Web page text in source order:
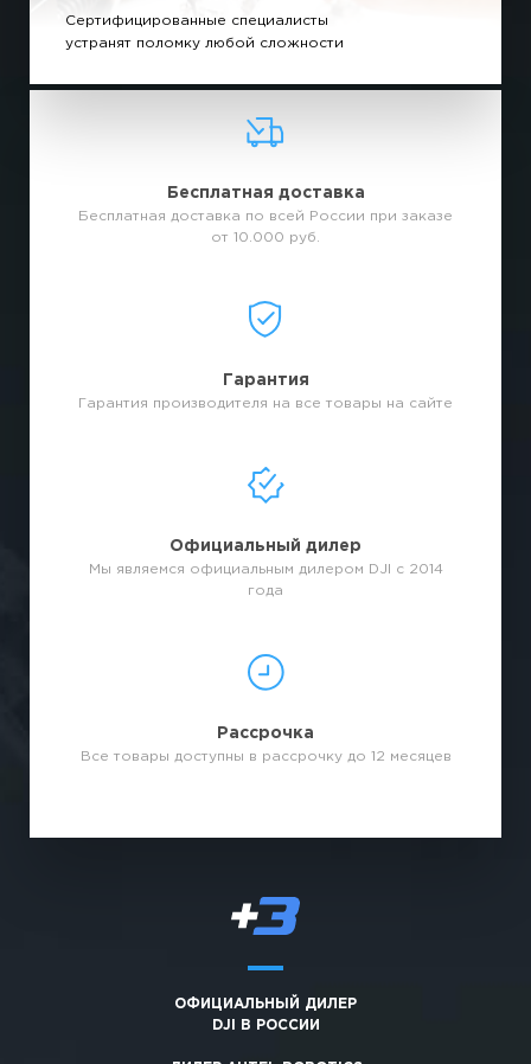
Сертифицированные специалисты
устранят поломку любой сложности
Бесплатная доставка
Бесплатная доставка по всей России при заказе
от 10.000 руб.
Гарантия
Гарантия производителя на все товары на сайте
Официальный дилер
Мы являемся официальным дилером DJI с 2014
года
Рассрочка
Все товары доступны в рассрочку до 12 месяцев
ОФИЦИАЛЬНЫЙ ДИЛЕР
DJI В РОССИИ